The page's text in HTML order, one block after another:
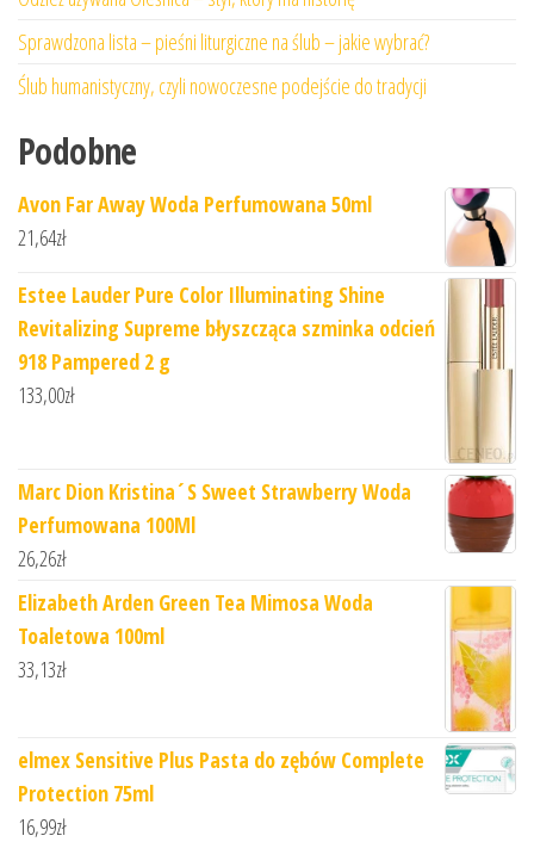
Sprawdzona lista – pieśni liturgiczne na ślub – jakie wybrać?
Ślub humanistyczny, czyli nowoczesne podejście do tradycji
Podobne
Avon Far Away Woda Perfumowana 50ml
21,64zł
Estee Lauder Pure Color Illuminating Shine
Revitalizing Supreme błyszcząca szminka odcień
918 Pampered 2 g
133,00zł
Marc Dion Kristina´S Sweet Strawberry Woda
Perfumowana 100Ml
26,26zł
Elizabeth Arden Green Tea Mimosa Woda
Toaletowa 100ml
33,13zł
elmex Sensitive Plus Pasta do zębów Complete
Protection 75ml
16,99zł